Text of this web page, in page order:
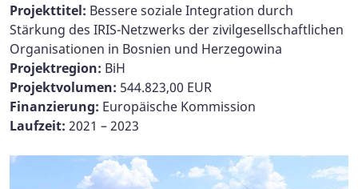
Projekttitel: Bessere soziale Integration durch
Stärkung des IRIS-Netzwerks der zivilgesellschaftlichen
Organisationen in Bosnien und Herzegowina
Projektregion: BiH
Projektvolumen: 544.823,00 EUR
Finanzierung: Europäische Kommission
Laufzeit: 2021 – 2023